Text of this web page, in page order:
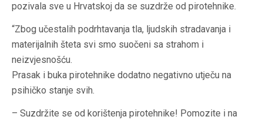
pozivala sve u Hrvatskoj da se suzdrže od pirotehnike.
“Zbog učestalih podrhtavanja tla, ljudskih stradavanja i
materijalnih šteta svi smo suočeni sa strahom i
neizvjesnošću.
Prasak i buka pirotehnike dodatno negativno utječu na
psihičko stanje svih.
– Suzdržite se od korištenja pirotehnike! Pomozite i na